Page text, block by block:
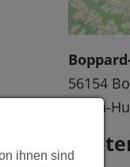
56154
Rhein-
ihnen sind